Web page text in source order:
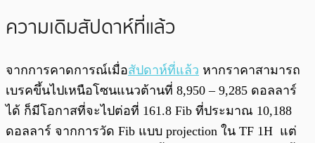
ความเดิมสัปดาห์ที่แล้ว
จากการคาดการณ์เมื่อสัปดาห์ที่แล้ว หากราคาสามารถ
เบรคขึ้นไปเหนือโซนแนวต้านที่ 8,950 – 9,285 ดอลลาร์
ได้ ก็มีโอกาสที่จะไปต่อที่ 161.8 Fib ที่ประมาณ 10,188
ดอลลาร์ จากการวัด Fib แบบ projection ใน TF 1H แต่